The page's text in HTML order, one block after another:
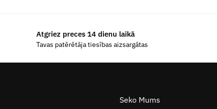
Atgriez preces 14 dienu laikā
Tavas patērētāja tiesības aizsargātas
Seko Mums